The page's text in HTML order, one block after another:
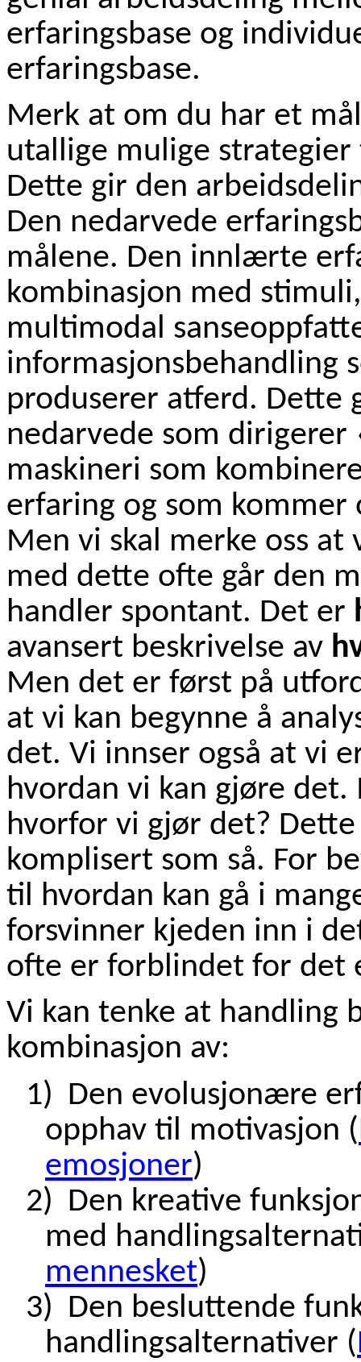
erfaringsbase og
erfaringsbase.
Merk at om du har et
utallige mulige
Dette gir den
Den nedarvede
målene. Den innlærte
kombinasjon med
multimodal
informasjonsbehandling
produserer atferd. Dette
nedarvede som
maskineri som
erfaring og som kommer
Men vi skal merke oss at
med dette ofte går den
handler spontant. Det er
avansert beskrivelse av
Men det er først på
at vi kan begynne å
det. Vi innser også at vi
hvordan vi kan gjøre
hvorfor vi gjør det?
komplisert som så. For
til hvordan kan gå i
forsvinner kjeden inn i
ofte er forblindet for det
Vi kan tenke at handling
kombinasjon av:
1) Den evolusjonære
opphav til motivasjon (
emosjoner)
2) Den kreative
med
mennesket)
3) Den besluttende
handlingsalternativer (